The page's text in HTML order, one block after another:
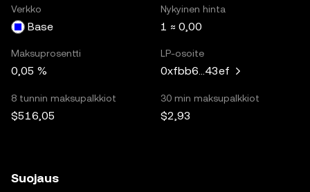
Verkko
Base
Nykyinen hinta
1 ≈ 0,00
Maksuprosentti
0,05 %
LP-osoite
0xfbb6...43ef
8 tunnin maksupalkkiot
$516,05
30 min maksupalkkiot
$2,93
Suojaus